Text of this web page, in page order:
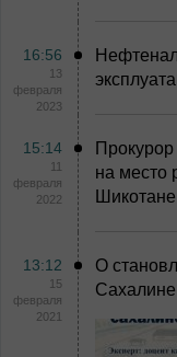
16:56
13
февраля
2023
15:14
11
февраля
2022
на место
Шикотане
13:12
15
февраля
2021
О
Сахалине